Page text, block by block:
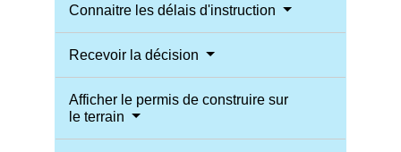
Connaitre les délais d'instruction
Recevoir la décision
Afficher le permis de construire sur
le terrain